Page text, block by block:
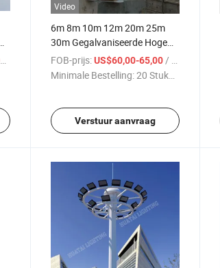
Video
6m 8m 10m 12m 20m 25m
30m Gegalvaniseerde Hoge
Mast Verlichting
FOB-prijs: US$60,00-65,00/ Stuk
Minimale Bestelling:20 Stukken
Verstuur aanvraag